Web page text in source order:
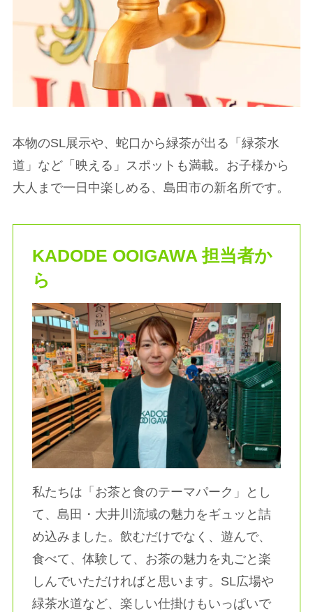
本物のSL展示や、蛇口から緑茶が出る「緑茶水
道」など「映える」スポットも満載。お子様から
大人まで一日中楽しめる、島田市の新名所です。
KADODE OOIGAWA 担当者か
ら
私たちは「お茶と食のテーマパーク」とし
て、島田・大井川流域の魅力をギュッと詰
め込みました。飲むだけでなく、遊んで、
食べて、体験して、お茶の魅力を丸ごと楽
しんでいただければと思います。SL広場や
緑茶水道など、楽しい仕掛けもいっぱいで